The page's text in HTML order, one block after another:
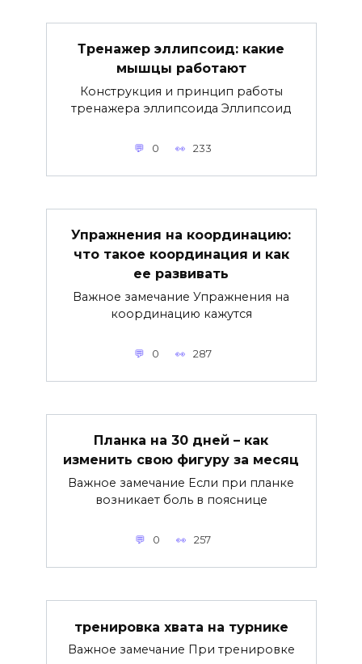
Тренажер эллипсоид: какие
мышцы работают
Конструкция и принцип работы
тренажера эллипсоида Эллипсоид
0 233
Упражнения на координацию:
что такое координация и как
ее развивать
Важное замечание Упражнения на
координацию кажутся
0 287
Планка на 30 дней – как
изменить свою фигуру за месяц
Важное замечание Если при планке
возникает боль в пояснице
0 257
тренировка хвата на турнике
Важное замечание При тренировке